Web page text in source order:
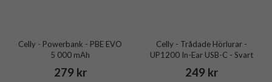
Celly - Powerbank - PBE EVO
5 000 mAh
279 kr
Celly - Trådade Hörlurar -
UP1200 In-Ear USB-C - Svart
249 kr